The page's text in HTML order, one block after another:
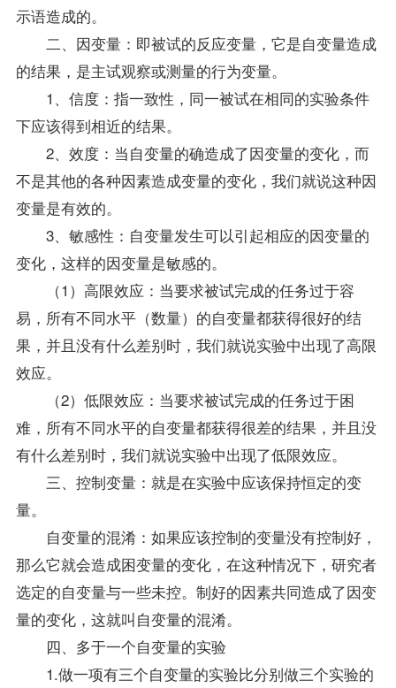
示语造成的。
二、因变量：即被试的反应变量，它是自变量造成
的结果，是主试观察或测量的行为变量。
1、信度：指一致性，同一被试在相同的实验条件
下应该得到相近的结果。
2、效度：当自变量的确造成了因变量的变化，而
不是其他的各种因素造成变量的变化，我们就说这种因
变量是有效的。
3、敏感性：自变量发生可以引起相应的因变量的
变化，这样的因变量是敏感的。
（1）高限效应：当要求被试完成的任务过于容
易，所有不同水平（数量）的自变量都获得很好的结
果，并且没有什么差别时，我们就说实验中出现了高限
效应。
（2）低限效应：当要求被试完成的任务过于困
难，所有不同水平的自变量都获得很差的结果，并且没
有什么差别时，我们就说实验中出现了低限效应。
三、控制变量：就是在实验中应该保持恒定的变
量。
自变量的混淆：如果应该控制的变量没有控制好，
那么它就会造成困变量的变化，在这种情况下，研究者
选定的自变量与一些未控。制好的因素共同造成了因变
量的变化，这就叫自变量的混淆。
四、多于一个自变量的实验
1.做一项有三个自变量的实验比分别做三个实验的